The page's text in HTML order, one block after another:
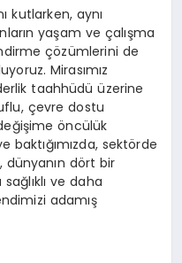
kutlarken, aynı
yaşam ve çalışma
çözümlerini de
Mirasımız
taahhüdü üzerine
çevre dostu
öncülük
sektörde
dört bir
ve daha
adamış